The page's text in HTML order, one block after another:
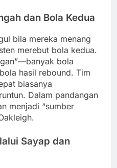
dan Bola Kedua
bila mereka menang
merebut bola kedua.
bola
hasil rebound. Tim
biasanya
Dalam pandangan
menjadi “sumber
Sayap dan